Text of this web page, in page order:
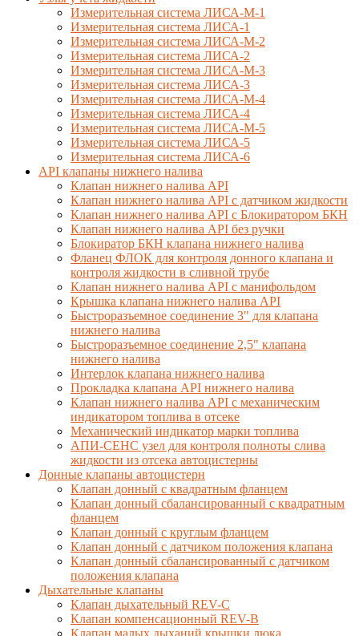
Измерительная система ЛИСА-М-1
Измерительная система ЛИСА-1
Измерительная система ЛИСА-М-2
Измерительная система ЛИСА-2
Измерительная система ЛИСА-М-3
Измерительная система ЛИСА-3
Измерительная система ЛИСА-М-4
Измерительная система ЛИСА-4
Измерительная система ЛИСА-М-5
Измерительная система ЛИСА-5
Измерительная система ЛИСА-6
API клапаны нижнего налива
Клапан нижнего налива API
Клапан нижнего налива API с датчиком жидкости
Клапан нижнего налива API с Блокиратором БКН
Клапан нижнего налива API без ручки
Блокиратор БКН клапана нижнего налива
Фланец ФЛОК для контроля донного клапана и
контроля жидкости в сливной трубе
Клапан нижнего налива API с манифольдом
Крышка клапана нижнего налива API
Быстроразъемное соединение 3" для клапана
нижнего налива
Быстроразъемное соединение 2,5" клапана
нижнего налива
Интерлок клапана нижнего налива
Прокладка клапана API нижнего налива
Клапан нижнего налива API с механическим
индикатором топлива в отсеке
Механический индикатор марки топлива
АПИ-СЕНС узел для контроля полноты слива
жидкости из отсека автоцистерны
Донные клапаны автоцистерн
Клапан донный с квадратным фланцем
Клапан донный сбалансированный с квадратным
фланцем
Клапан донный с круглым фланцем
Клапан донный с датчиком положения клапана
Клапан донный сбалансированный с датчиком
положения клапана
Дыхательные клапаны
Клапан дыхательный REV-C
Клапан компенсационный REV-B
Клапан малых дыханий крышки люка